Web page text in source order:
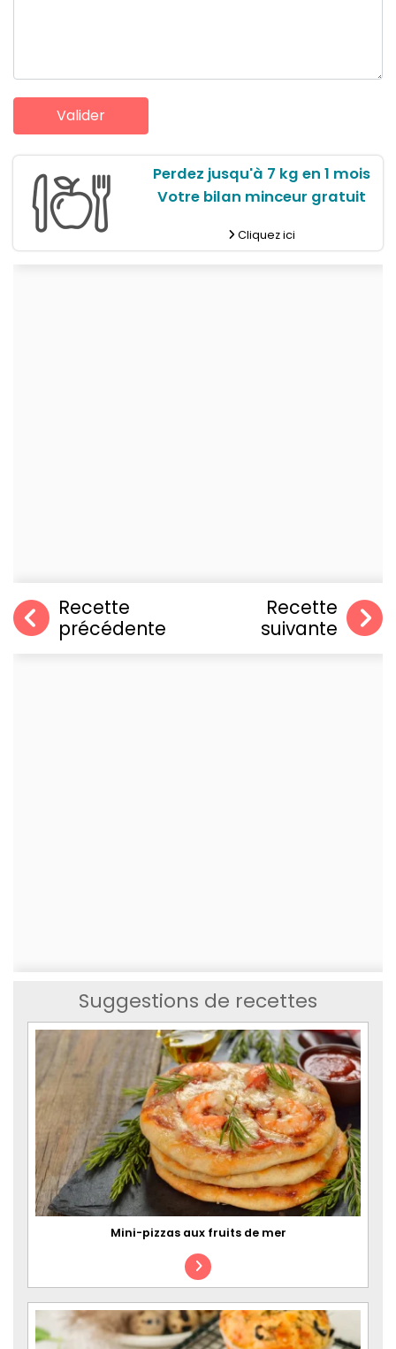
Perdez jusqu'à 7 kg en 1 mois
Votre bilan minceur gratuit
Cliquez ici
Recette
précédente
Recette
suivante
Suggestions de recettes
Mini-pizzas aux fruits de mer